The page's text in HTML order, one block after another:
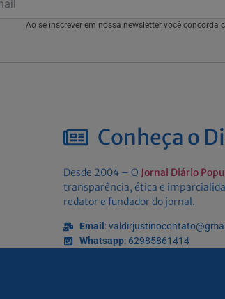
Ao se inscrever em nossa newsletter você concorda
Conheça o
Desde 2004 – O Jornal Diário
transparência, ética e
redator e fundador do jornal.
Email :
Whatsapp: 62985861414